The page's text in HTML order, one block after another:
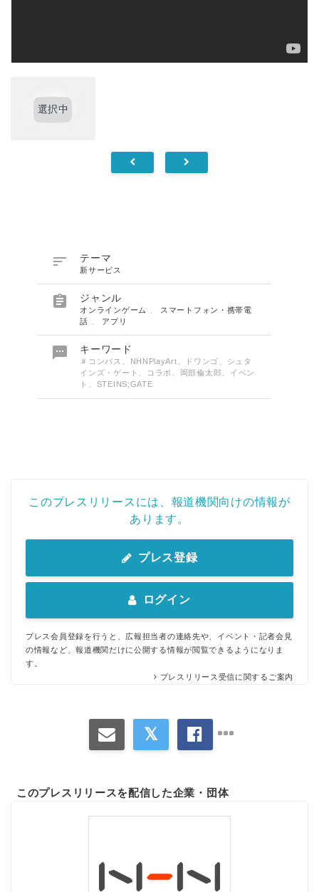
選択中
 テーマ
新サービス
 ジャンル
オンラインゲーム 、 スマートフォン・携帯電
話 、 アプリ
 キーワード
＃コンパス、NHNPlayArt、ドワンゴ、シュタ
インズ・ゲート、コラボ、岡部倫太郎、イベン
ト、STEINS;GATE
このプレスリリースには、報道機関向けの情報が
あります。
プレス登録
ログイン
プレス会員登録を行うと、広報担当者の連絡先や、イベント・記者会見
の情報など、報道機関だけに公開する情報が閲覧できるようになりま
す。
プレスリリース受信に関するご案内
このプレスリリースを配信した企業・団体